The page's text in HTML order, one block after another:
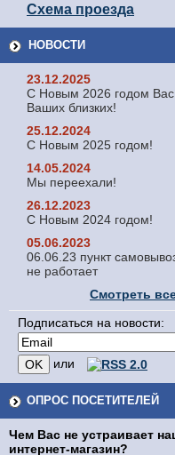
Схема проезда
НОВОСТИ
23.12.2025
С Новым 2026 годом
Ваших близких!
25.12.2024
С Новым 2025 годом!
14.05.2024
Мы переехали!
26.12.2023
С Новым 2024 годом!
05.06.2023
06.06.23 пункт
не работает
Смотреть
Подписаться на новости:
или
ОПРОС ПОСЕТИТЕЛЕЙ
Чем Вас не устраивает
интернет-магазин?